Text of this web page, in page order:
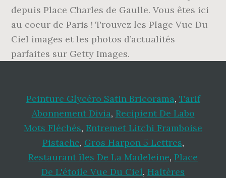
Peinture Glycéro Satin Bricorama, Tarif
Abonnement Divia, Recipient De Labo
Mots Fléchés, Entremet Litchi Framboise
Pistache, Gros Harpon 5 Lettres,
Restaurant îles De La Madeleine, Place
De L'étoile Vue Du Ciel, Haltères